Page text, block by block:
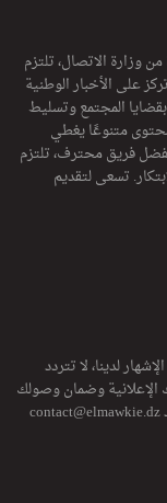
وزارة الاتصال، تلتزم
على الأخبار الوطنية
بقضايا المجتمع وتسليط
متنوعًا يغطي
بفضل فريق محترف، تلتزم
تسعى لتقديم
لدينا، لا تتردد
الإعلانية وضمان وصولك
contact@elmawkie.dz